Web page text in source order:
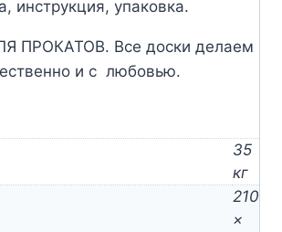
инструкция, упаковка.
ПРОКАТОВ. Все доски делаем
и с любовью.
35
кг
210
×